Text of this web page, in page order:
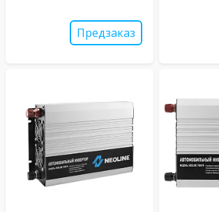
Предзаказ